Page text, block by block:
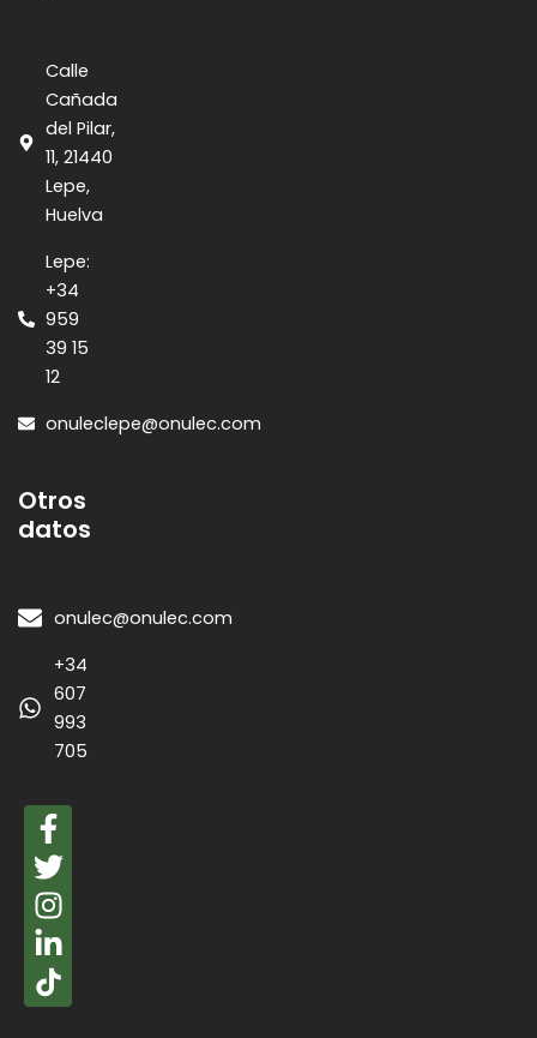
Calle
Cañada
del Pilar,
11, 21440
Lepe,
Huelva
Lepe:
+34
959
39 15
12
onuleclepe@onulec.com
Otros
datos
onulec@onulec.com
+34
607
993
705
F
a
c
e
b
o
o
T
w
i
t
t
e
I
n
s
t
L
i
n